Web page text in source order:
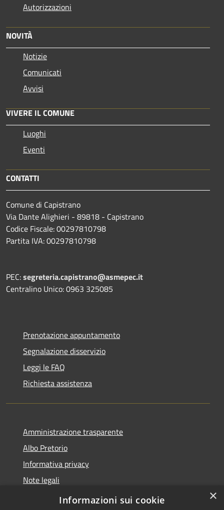
Autorizzazioni
NOVITÀ
Notizie
Comunicati
Avvisi
VIVERE IL COMUNE
Luoghi
Eventi
CONTATTI
Comune di Capistrano
Via Dante Alighieri - 89818 - Capistrano
Codice Fiscale: 00297810798
Partita IVA: 00297810798
PEC:segreteria.capistrano@asmepec.it
Centralino Unico: 0963 325085
Prenotazione appuntamento
Segnalazione disservizio
Leggi le FAQ
Richiesta assistenza
Amministrazione trasparente
Albo Pretorio
Informativa privacy
Note legali
Dichiarazione di accessibilità
×
Informazioni sui cookie